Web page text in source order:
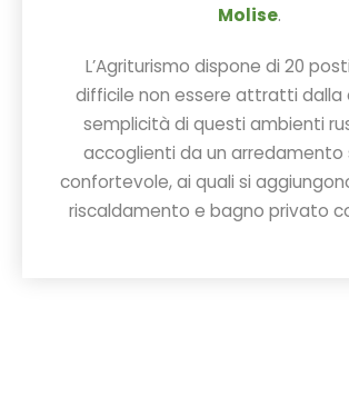
Molise.
L’Agriturismo dispone di 20
difficile non essere attratti dalla
semplicità di questi ambienti
accoglienti da un arredamento
confortevole, ai quali si
riscaldamento e bagno privato